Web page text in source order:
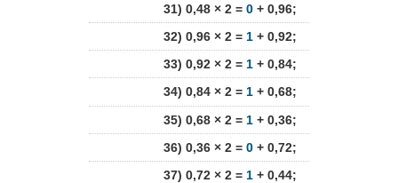
31) 0,48 × 2 = 0 + 0,96;
32) 0,96 × 2 = 1 + 0,92;
33) 0,92 × 2 = 1 + 0,84;
34) 0,84 × 2 = 1 + 0,68;
35) 0,68 × 2 = 1 + 0,36;
36) 0,36 × 2 = 0 + 0,72;
37) 0,72 × 2 = 1 + 0,44;